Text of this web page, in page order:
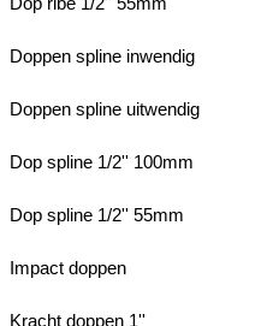
Doppen spline inwendig
Doppen spline uitwendig
Dop spline 1/2'' 100mm
Dop spline 1/2'' 55mm
Impact doppen
Kracht doppen 1''